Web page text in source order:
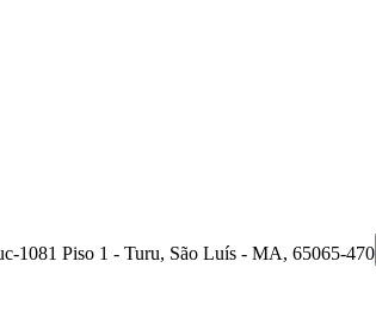
1081 Piso 1 - Turu, São Luís - MA, 65065-470